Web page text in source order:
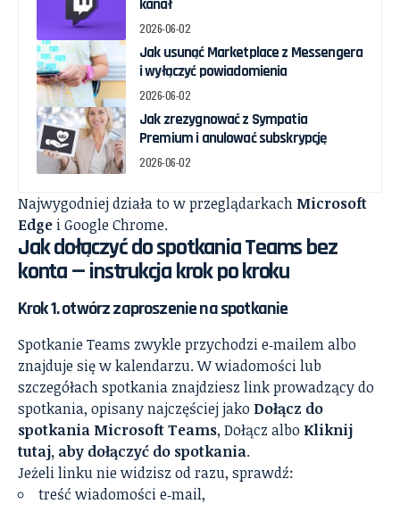
kanał
2026-06-02
Jak usunąć Marketplace z Messengera
i wyłączyć powiadomienia
2026-06-02
Jak zrezygnować z Sympatia
Premium i anulować subskrypcję
2026-06-02
Najwygodniej działa to w przeglądarkach Microsoft
Edge i Google Chrome.
Jak dołączyć do spotkania Teams bez
konta — instrukcja krok po kroku
Krok 1. otwórz zaproszenie na spotkanie
Spotkanie Teams zwykle przychodzi e‑mailem albo
znajduje się w kalendarzu. W wiadomości lub
szczegółach spotkania znajdziesz link prowadzący do
spotkania, opisany najczęściej jako Dołącz do
spotkania Microsoft Teams, Dołącz albo Kliknij
tutaj, aby dołączyć do spotkania.
Jeżeli linku nie widzisz od razu, sprawdź:
treść wiadomości e‑mail,